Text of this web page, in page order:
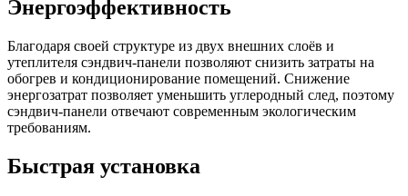
Энергоэффективность
Благодаря своей структуре из двух внешних слоёв и
утеплителя сэндвич-панели позволяют снизить затраты на
обогрев и кондиционирование помещений. Снижение
энергозатрат позволяет уменьшить углеродный след, поэтому
сэндвич-панели отвечают современным экологическим
требованиям.
Быстрая установка